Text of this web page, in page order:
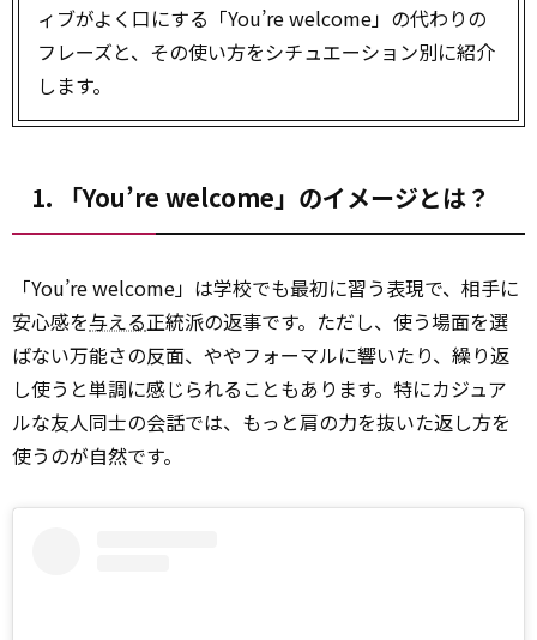
ィブがよく口にする「You’re welcome」の代わりの
フレーズと、その使い方をシチュエーション別に紹介
します。
1. 「You’re welcome」のイメージとは？
「You’re welcome」は学校でも最初に習う表現で、相手に
安心感を与える正統派の返事です。ただし、使う場面を選
ばない万能さの反面、ややフォーマルに響いたり、繰り返
し使うと単調に感じられることもあります。特にカジュア
ルな友人同士の会話では、もっと肩の力を抜いた返し方を
使うのが自然です。